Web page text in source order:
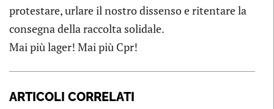
protestare, urlare il nostro dissenso e ritentare la
consegna della raccolta solidale.
Mai più lager! Mai più Cpr!
ARTICOLI CORRELATI